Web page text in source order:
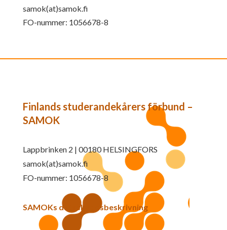
samok(at)samok.fi
FO-nummer: 1056678-8
Finlands studerandekårers förbund –
SAMOK
Lappbrinken 2 | 00180 HELSINGFORS
samok(at)samok.fi
FO-nummer: 1056678-8
SAMOKs dataskyddsbeskrivning